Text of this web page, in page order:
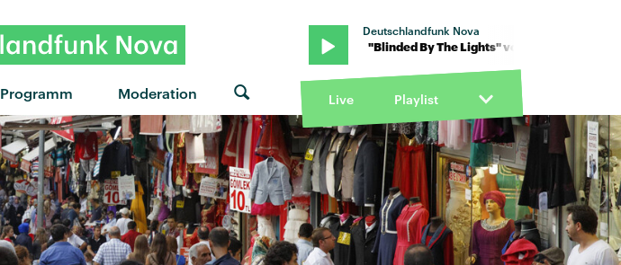
Programm Moderation
Deutschlandfunk Nova
"Blinded By The Lights" von The Streets · "Blinded By The Lights" von The Streets · "Blinded By
Live Playlist